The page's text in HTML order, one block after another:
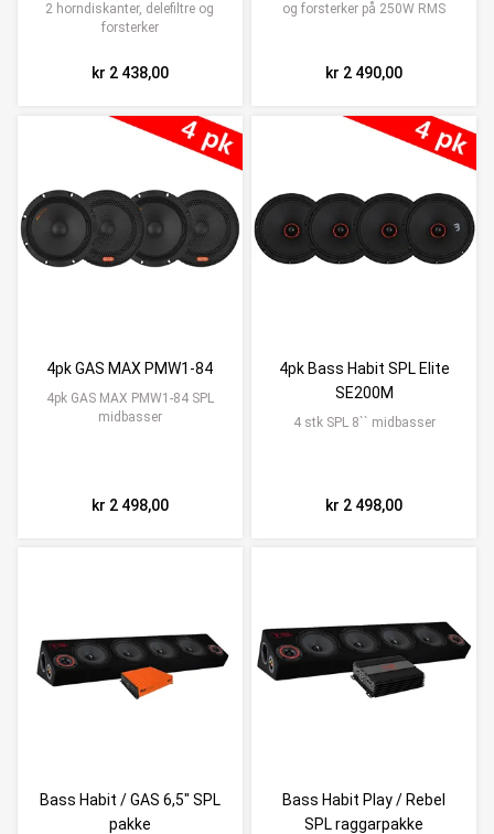
2 horndiskanter, delefiltre og
forsterker
kr 2 438,00
og forsterker på 250W RMS
kr 2 490,00
4pk GAS MAX PMW1-84
4pk GAS MAX PMW1-84 SPL
midbasser
kr 2 498,00
4pk Bass Habit SPL Elite
SE200M
4 stk SPL 8`` midbasser
kr 2 498,00
Bass Habit / GAS 6,5" SPL
pakke
Bass Habit Play / Rebel
SPL raggarpakke